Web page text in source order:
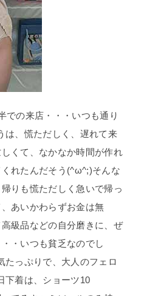
での来店・・・いつも通り
は、慌ただしく、遅れて来
くて、なかなか時間が作れ
れたんだそう(^ω^;)そんな
りも慌ただしく急いで帰っ
あいかわらずお金は無
級品などの自分磨きに、ぜ
・いつも貧乏なのでし
たっぷりで、大人のフェロ
下着は、ショーツ10